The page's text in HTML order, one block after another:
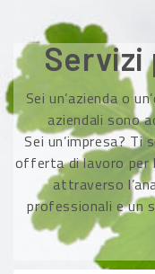
Servizi
Sei un’azienda o
aziendali sono
Sei un’impresa? Ti
offerta di lavoro per
attraverso
professionali e un